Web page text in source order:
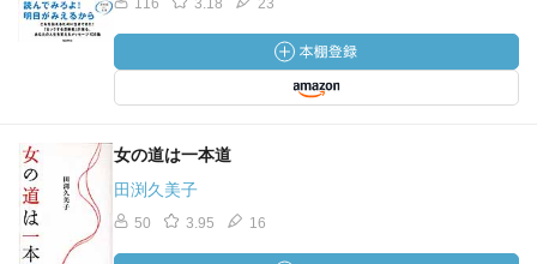
116 3.18 23
女の道は一本道
田渕久美子
50 3.95 16